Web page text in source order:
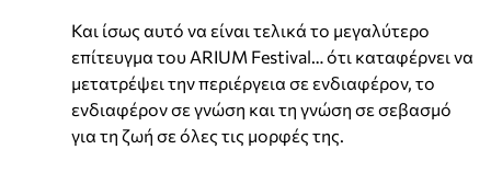
Και ίσως αυτό να είναι τελικά το μεγαλύτερο
επίτευγμα του ARIUM Festival… ότι καταφέρνει να
μετατρέψει την περιέργεια σε ενδιαφέρον, το
ενδιαφέρον σε γνώση και τη γνώση σε σεβασμό
για τη ζωή σε όλες τις μορφές της.